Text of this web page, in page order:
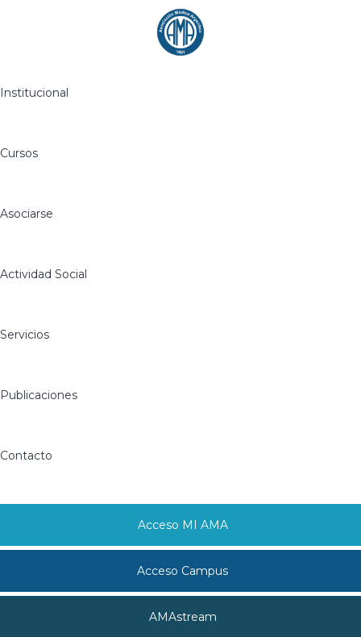
Institucional
Cursos
Asociarse
Actividad Social
Servicios
Publicaciones
Contacto
Acceso MI AMA
Acceso Campus
AMAstream